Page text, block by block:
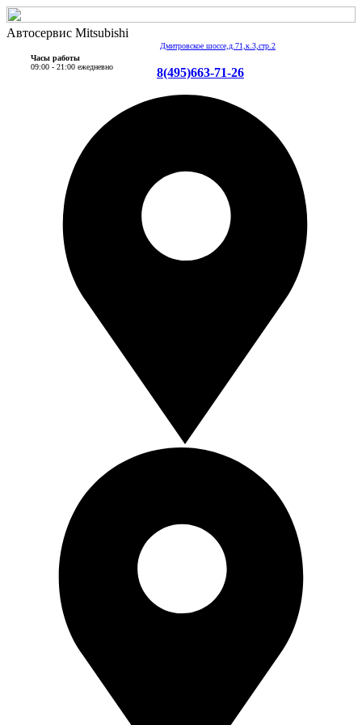
Автосервис Mitsubishi
Дмитровское шоссе,д.71,к.3,стр.2
Часы работы
09:00 - 21:00 ежедневно
8(495)663-71-26